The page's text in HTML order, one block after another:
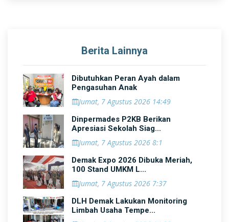
Berita Lainnya
Dibutuhkan Peran Ayah dalam
Pengasuhan Anak
Jumat, 7 Agustus 2026 14:49
Dinpermades P2KB Berikan
Apresiasi Sekolah Siag...
Jumat, 7 Agustus 2026 8:1
Demak Expo 2026 Dibuka Meriah,
100 Stand UMKM L...
Jumat, 7 Agustus 2026 7:37
DLH Demak Lakukan Monitoring
Limbah Usaha Tempe...